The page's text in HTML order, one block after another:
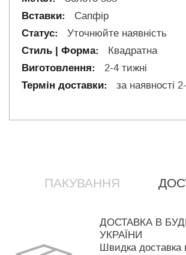
Сапфір
Уточнюйте наявність
Квадратна
2-4 тижні
за наявності
ПАКУВАННЯ
ДОСТАВКА В
УКРАЇНИ
Швидка доставка